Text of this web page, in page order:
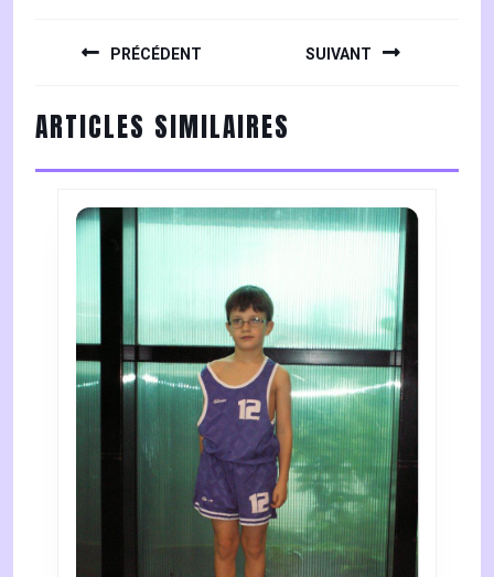
PRÉCÉDENT
post:
SUIVANT
post:
ARTICLES SIMILAIRES